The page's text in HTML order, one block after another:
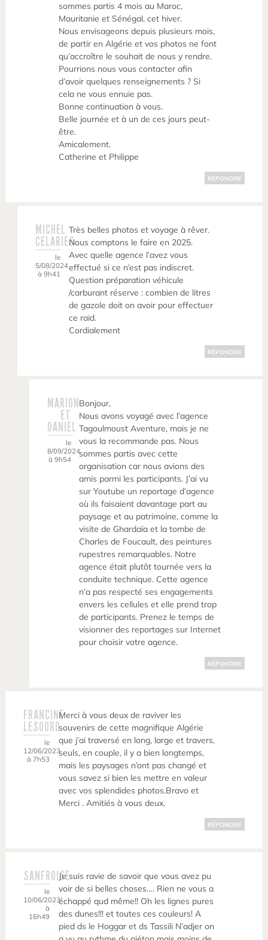
sommes partis 4 mois au Maroc,
Mauritanie et Sénégal, cet hiver.
Nous envisageons depuis plusieurs mois,
de partir en Algérie et vos photos ne font
qu’accroître le souhait de nous y rendre.
Pourrions nous vous contacter afin
d’avoir quelques renseignements ? Si
cela ne vous ennuie pas.
Bonne continuation à vous.
Belle journée et à un de ces jours peut-
être.
Amicalement.
Catherine et Philippe
RÉPONDRE
MICHEL
CELARIES
le
5/08/2024
à 9h41
Très belles photos et voyage à rêver.
Nous comptons le faire en 2025.
Avec quelle agence l’avez vous
effectué si ce n’est pas indiscret.
Question préparation véhicule
/carburant réserve : combien de litres
de gazole doit on avoir pour effectuer
ce raid.
Cordialement
RÉPONDRE
MARION
ET
DANIEL
le
8/09/2024
à 9h54
Bonjour,
Nous avons voyagé avec l’agence
Tagoulmoust Aventure, mais je ne
vous la recommande pas. Nous
sommes partis avec cette
organisation car nous avions des
amis parmi les participants. J’ai vu
sur Youtube un reportage d’agence
où ils faisaient davantage part au
paysage et au patrimoine, comme la
visite de Ghardaïa et la tombe de
Charles de Foucault, des peintures
rupestres remarquables. Notre
agence était plutôt tournée vers la
conduite technique. Cette agence
n’a pas respecté ses engagements
envers les cellules et elle prend trop
de participants. Prenez le temps de
visionner des reportages sur Internet
pour choisir votre agence.
RÉPONDRE
FRANCINE
LESOURD
le
12/06/2023
à 7h53
Merci à vous deux de raviver les
souvenirs de cette magnifique Algérie
que j’ai traversé en long, large et travers,
seuls, en couple, il y a bien longtemps,
mais les paysages n’ont pas changé et
vous savez si bien les mettre en valeur
avec vos splendides photos.Bravo et
Merci . Amitiés à vous deux.
RÉPONDRE
SANFROISE
le
10/06/2023
à
16h49
Je suis ravie de savoir que vous avez pu
voir de si belles choses…. Rien ne vous a
échappé qud même!! Oh les lignes pures
des dunes!!! et toutes ces couleurs! A
pied ds le Hoggar et ds Tassili N’adjer on